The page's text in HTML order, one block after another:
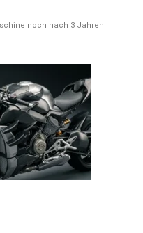
noch nach 3 Jahren